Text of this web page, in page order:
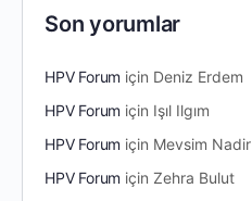
Son yorumlar
HPV Forum için Deniz Erdem
HPV Forum için Işıl Ilgım
HPV Forum için Mevsim Nadir
HPV Forum içinZehra Bulut